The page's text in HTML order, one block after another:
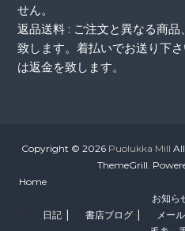
せん。
返品送料 : ご注文と異なる商
致します。着払いでお送り下
は返金を致します。
Copyright © 2026 Puolukka Mill
ThemeGrill.
Home
お知ら
日記
書店ブログ メー